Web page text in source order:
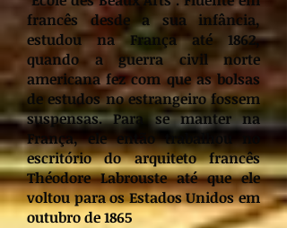
francês desde a sua infância,
estudou na França até 1862,
quando a guerra civil norte
americana fez com que as bolsas
de estudos no estrangeiro fossem
suspensas. Para se manter na
França, ele então trabalhou no
escritório do arquiteto francês
Théodore Labrouste até que ele
voltou para os Estados Unidos em
outubro de 1865